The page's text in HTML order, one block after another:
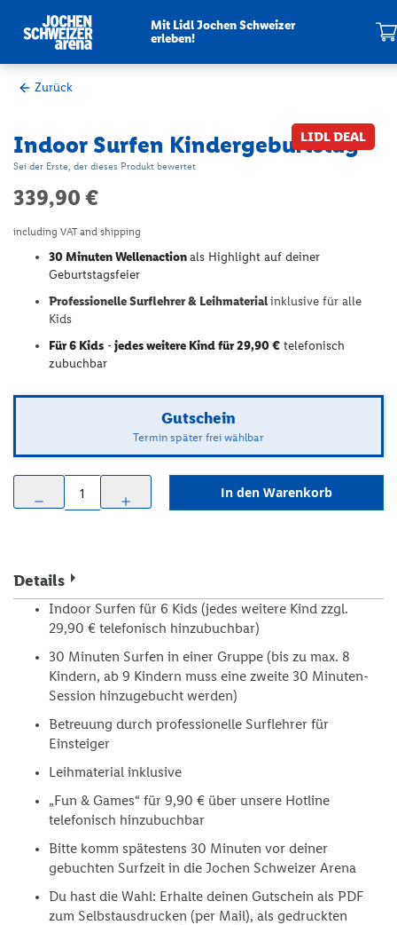
Mit Lidl Jochen Schweizer
erleben!
Mein
Zurück
Ende
der
Bildergalerie
springen
LIDL DEAL
Anfang
der
springen
Indoor Surfen Kindergeburtstag
Sei der Erste, der dieses Produkt bewertet
339,90 €
including VAT and shipping
30 Minuten Wellenactionals Highlight auf deiner
Geburtstagsfeier
Professionelle Surflehrer & Leihmaterialinklusive für alle
Kids
Für 6 Kids -jedes weitere Kind für 29,90 € telefonisch
zubuchbar
Gutschein
Termin später frei wählbar
remove add In den Warenkorb
Details
Indoor Surfen für 6 Kids (jedes weitere Kind zzgl.
29,90 € telefonisch hinzubuchbar)
30 Minuten Surfen in einer Gruppe (bis zu max. 8
Kindern, ab 9 Kindern muss eine zweite 30 Minuten-
Session hinzugebucht werden)
Betreuung durch professionelle Surflehrer für
Einsteiger
Leihmaterial inklusive
„Fun & Games“ für 9,90 € über unsere Hotline
telefonisch hinzubuchbar
Bitte komm spätestens 30 Minuten vor deiner
gebuchten Surfzeit in die Jochen Schweizer Arena
Du hast die Wahl: Erhalte deinen Gutschein als PDF
zum Selbstausdrucken (per Mail), als gedruckten